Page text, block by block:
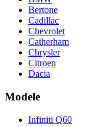
Bertone
Cadillac
Chevrolet
Catherham
Chrysler
Citroen
Dacia
Modele
Infiniti Q60